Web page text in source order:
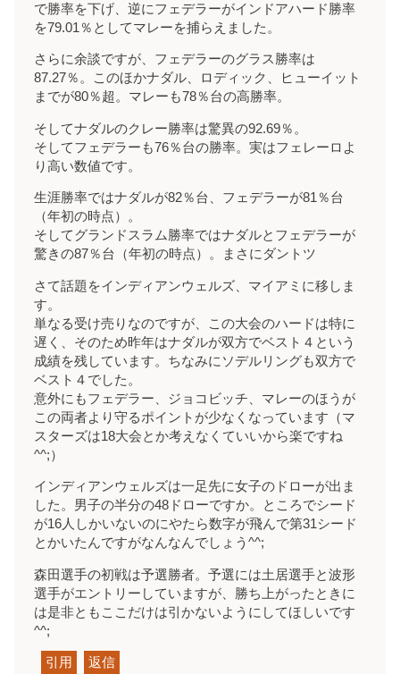
で勝率を下げ、逆にフェデラーがインドアハード勝率
を79.01％としてマレーを捕らえました。
さらに余談ですが、フェデラーのグラス勝率は
87.27％。このほかナダル、ロディック、ヒューイット
までが80％超。マレーも78％台の高勝率。
そしてナダルのクレー勝率は驚異の92.69％。
そしてフェデラーも76％台の勝率。実はフェレーロよ
り高い数値です。
生涯勝率ではナダルが82％台、フェデラーが81％台
（年初の時点）。
そしてグランドスラム勝率ではナダルとフェデラーが
驚きの87％台（年初の時点）。まさにダントツ
さて話題をインディアンウェルズ、マイアミに移しま
す。
単なる受け売りなのですが、この大会のハードは特に
遅く、そのため昨年はナダルが双方でベスト４という
成績を残しています。ちなみにソデルリングも双方で
ベスト４でした。
意外にもフェデラー、ジョコビッチ、マレーのほうが
この両者より守るポイントが少なくなっています（マ
スターズは18大会とか考えなくていいから楽ですね
^^;）
インディアンウェルズは一足先に女子のドローが出ま
した。男子の半分の48ドローですか。ところでシード
が16人しかいないのにやたら数字が飛んで第31シード
とかいたんですがなんなんでしょう^^;
森田選手の初戦は予選勝者。予選には土居選手と波形
選手がエントリーしていますが、勝ち上がったときに
は是非ともここだけは引かないようにしてほしいです
^^;
引用 返信